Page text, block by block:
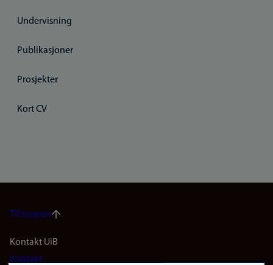
Undervisning
Publikasjoner
Prosjekter
Kort CV
Til toppen
Footer
Kontakt UiB
Kontakt